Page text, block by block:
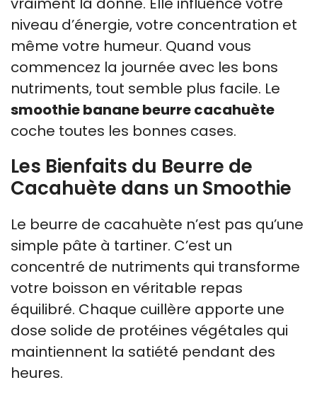
niveau d’énergie, votre concentration et
même votre humeur. Quand vous
commencez la journée avec les bons
nutriments, tout semble plus facile. Le
smoothie banane beurre cacahuète
coche toutes les bonnes cases.
Les Bienfaits du Beurre de
Cacahuète dans un Smoothie
Le beurre de cacahuète n’est pas qu’une
simple pâte à tartiner. C’est un
concentré de nutriments qui transforme
votre boisson en véritable repas
équilibré. Chaque cuillère apporte une
dose solide de protéines végétales qui
maintiennent la satiété pendant des
heures.